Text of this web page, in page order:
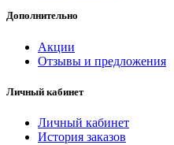
Дополнительно
Акции
Отзывы и предложения
Личный кабинет
Личный кабинет
История заказов